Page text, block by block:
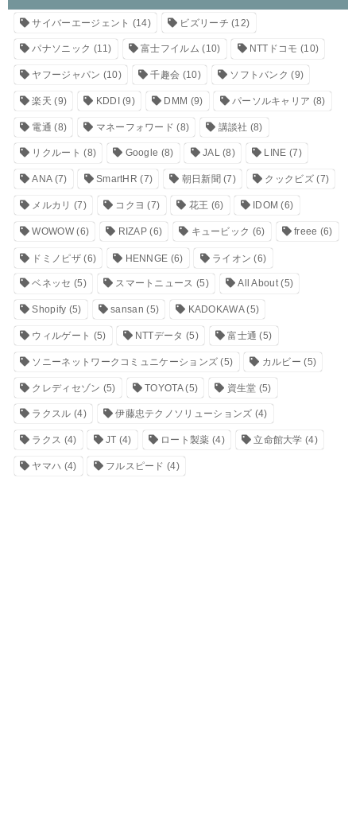
サイバーエージェント (14) ビズリーチ (12)
パナソニック (11) 富士フイルム (10) NTTドコモ (10)
ヤフージャパン (10) 千趣会 (10) ソフトバンク (9)
楽天 (9) KDDI (9) DMM (9) パーソルキャリア (8)
電通 (8) マネーフォワード (8) 講談社 (8)
リクルート (8) Google (8) JAL(8) LINE (7)
ANA(7) SmartHR (7) 朝日新聞 (7) クックビズ(7)
メルカリ (7) コクヨ (7) 花王 (6) IDOM (6)
WOWOW(6) RIZAP (6) キュービック (6) freee (6)
ドミノピザ(6) HENNGE (6) ライオン (6)
ベネッセ (5) スマートニュース (5) All About(5)
Shopify (5) sansan (5) KADOKAWA(5)
ウィルゲート (5) NTTデータ (5) 富士通 (5)
ソニーネットワークコミュニケーションズ (5) カルビー (5)
クレディセゾン (5) TOYOTA(5) 資生堂 (5)
ラクスル (4) 伊藤忠テクノソリューションズ (4)
ラクス (4) JT (4) ロート製薬 (4) 立命館大学 (4)
ヤマハ (4) フルスピード (4)